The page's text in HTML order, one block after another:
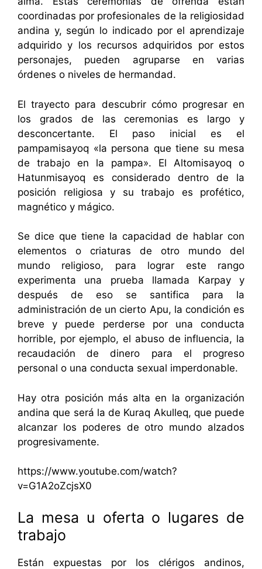
coordinadas por profesionales de la religiosidad
andina y, según lo indicado por el aprendizaje
adquirido y los recursos adquiridos por estos
personajes, pueden agruparse en varias
órdenes o niveles de hermandad.
El trayecto para descubrir cómo progresar en
los grados de las ceremonias es largo y
desconcertante. El paso inicial es el
pampamisayoq «la persona que tiene su mesa
de trabajo en la pampa». El Altomisayoq o
Hatunmisayoq es considerado dentro de la
posición religiosa y su trabajo es profético,
magnético y mágico.
Se dice que tiene la capacidad de hablar con
elementos o criaturas de otro mundo del
mundo religioso, para lograr este rango
experimenta una prueba llamada Karpay y
después de eso se santifica para la
administración de un cierto Apu, la condición es
breve y puede perderse por una conducta
horrible, por ejemplo, el abuso de influencia, la
recaudación de dinero para el progreso
personal o una conducta sexual imperdonable.
Hay otra posición más alta en la organización
andina que será la de Kuraq Akulleq, que puede
alcanzar los poderes de otro mundo alzados
progresivamente.
https://www.youtube.com/watch?
v=G1A2oZcjsX0
La mesa u oferta o lugares de
trabajo
Están expuestas por los clérigos andinos,